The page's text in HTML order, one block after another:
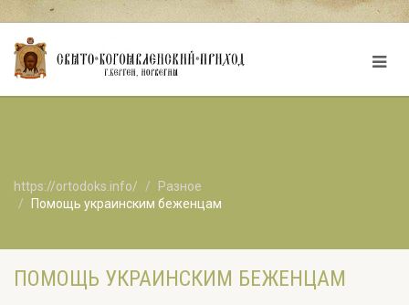
https://ortodoks.info/
Разное
Помощь украинским беженцам
ПОМОЩЬ УКРАИНСКИМ БЕЖЕНЦАМ